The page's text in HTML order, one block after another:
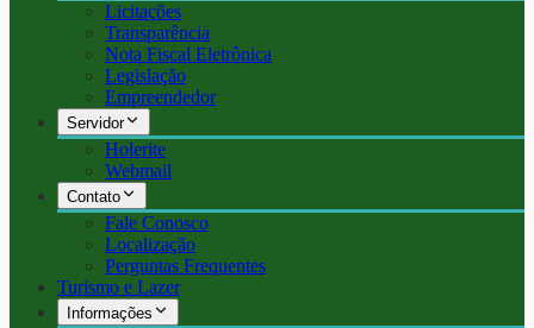
Licitações
Transparência
Nota Fiscal Eletrônica
Legislação
Empreendedor
Servidor
Holerite
Webmail
Contato
Fale Conosco
Localização
Perguntas Frequentes
Turismo e Lazer
Informações